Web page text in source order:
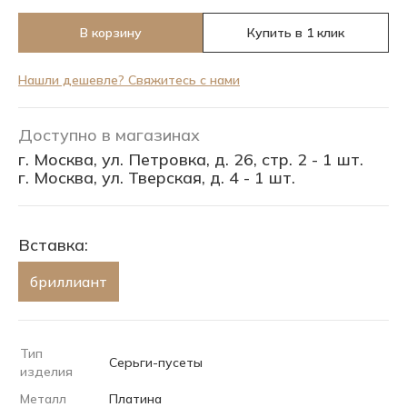
В корзину Купить в 1 клик
Нашли дешевле? Свяжитесь с нами
Доступно в магазинах
г. Москва, ул. Петровка, д. 26, стр. 2 - 1 шт.
г. Москва, ул. Тверская, д. 4 - 1 шт.
Вставка:
бриллиант
Тип
изделия
Серьги-пусеты
Металл
Платина